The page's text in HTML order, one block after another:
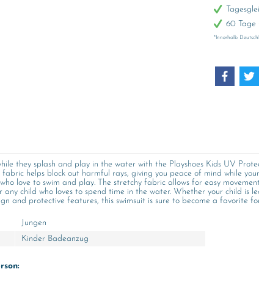
60 Tage
*Innerhalb
they splash and play in the water with the Playshoes Kids UV
helps block out harmful rays, giving you peace of mind while
love to swim and play. The stretchy fabric allows for easy
child who loves to spend time in the water. Whether your child
and protective features, this swimsuit is sure to become a
Jungen
Kinder Badeanzug